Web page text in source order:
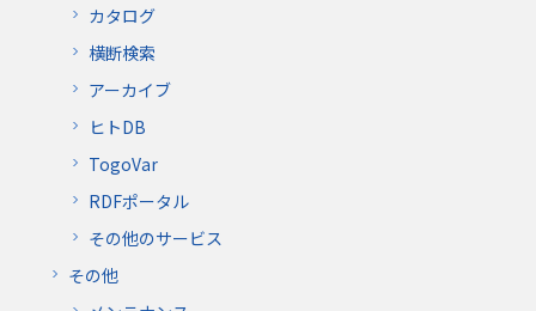
カタログ
横断検索
アーカイブ
ヒトDB
TogoVar
RDFポータル
その他のサービス
その他